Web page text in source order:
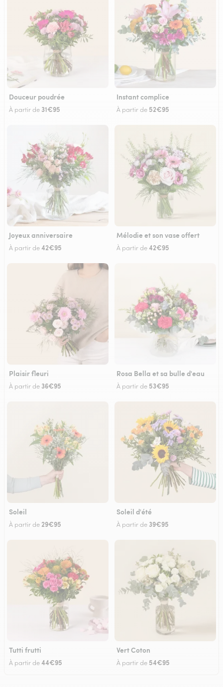
Douceur poudrée
À partir de 31€95
Instant complice
À partir de 52€95
Joyeux anniversaire
À partir de42€95
Mélodie et son vase offert
À partir de42€95
Plaisir fleuri
À partir de 36€95
Rosa Bella et sa bulle d'eau
À partir de 53€95
Soleil
À partir de 29€95
Soleil d'été
À partir de 39€95
Tutti frutti
À partir de44€95
Vert Coton
À partir de 54€95